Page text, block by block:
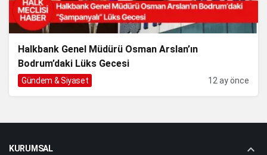
Halkbank Genel Müdürü Osman Arslan’ın
Bodrum’daki Lüks Gecesi
Gündem & Siyaset 12 ay önce
KURUMSAL